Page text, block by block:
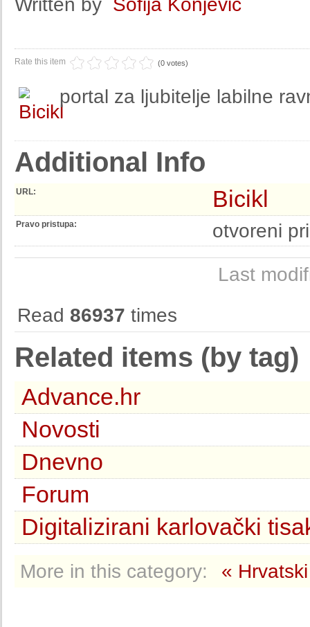
Written by Sofija Konjević
Rate this item (0 votes)
portal za ljubitelje labilne
Additional Info
URL: Bicikl
Pravo pristupa: otvoreni
Last
Read 86937 times
Related items (by tag)
Advance.hr
Novosti
Dnevno
Forum
Digitalizirani karlovački
More in this category: «